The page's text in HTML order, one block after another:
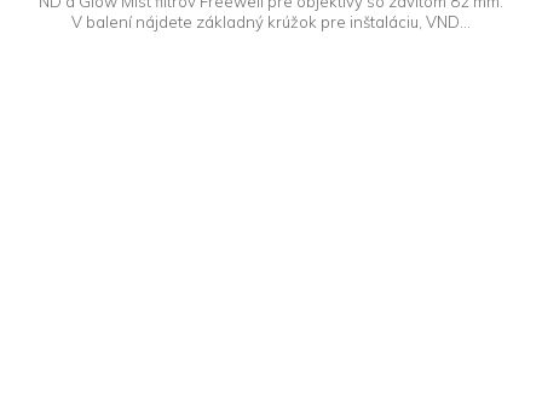
V balení nájdete základný krúžok pre inštaláciu, VND...